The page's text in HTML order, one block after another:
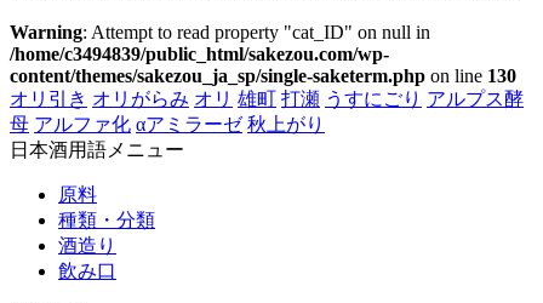
Warning: Attempt to read property "cat_ID" on null in
/home/c3494839/public_html/sakezou.com/wp-
content/themes/sakezou_ja_sp/single-saketerm.php on line 130
オリ引き オリがらみ オリ 雄町 打瀬 うすにごり アルプス酵
母 アルファ化 αアミラーゼ 秋上がり
日本酒用語メニュー
原料
種類・分類
酒造り
飲み口